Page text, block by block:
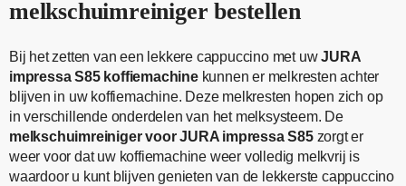
melkschuimreiniger bestellen
Bij het zetten van een lekkere cappuccino met uwJURA
impressa S85 koffiemachinekunnen er melkresten achter
blijven in uw koffiemachine. Deze melkresten hopen zich op
in verschillende onderdelen van het melksysteem. De
melkschuimreiniger voor JURA impressa S85zorgt er
weer voor dat uw koffiemachine weer volledig melkvrij is
waardoor u kunt blijven genieten van de lekkerste cappuccino